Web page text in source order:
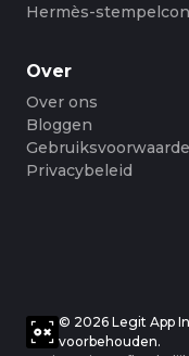
Hermès-
Over
Over ons
Bloggen
Privacybeleid
© 2026 Legit App
voorbehouden.